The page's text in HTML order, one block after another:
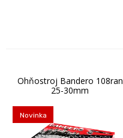
Ohňostroj Bandero 108ran
25-30mm
Novinka